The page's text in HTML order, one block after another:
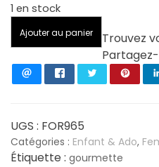
initial
était :
46,00
1 en stock
de
925/1000
-
Mailles
Ajouter au panier
Trouvez
UGS : FOR965
Catégories : Enfant & Ado,
Étiquette : gourmette